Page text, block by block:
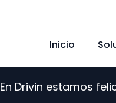
Inicio
En Drivin estamos